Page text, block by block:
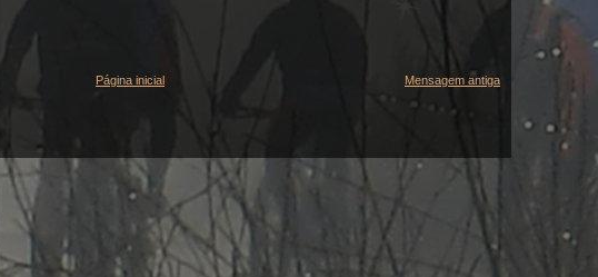
Mensagem antiga
Página inicial